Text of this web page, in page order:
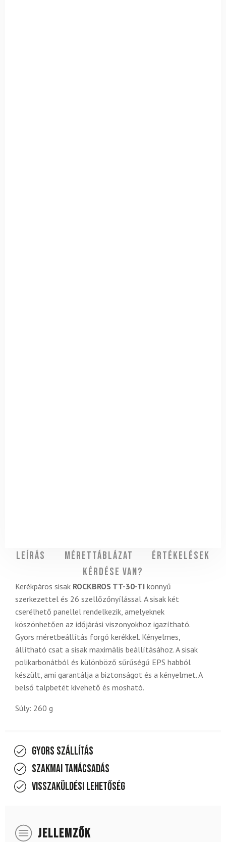
Leírás Mérettáblázat
Értékelések
Kérdése van?
Kerékpáros sisak ROCKBROS TT-30-TI könnyű
szerkezettel és 26 szellőzőnyílással. A sisak két
cserélhető panellel rendelkezik, amelyeknek
köszönhetően az időjárási viszonyokhoz igazítható.
Gyors méretbeállítás forgó kerékkel. Kényelmes,
állítható csat a sisak maximális beállításához. A sisak
polikarbonátból és különböző sűrűségű EPS habból
készült, ami garantálja a biztonságot és a kényelmet. A
belső talpbetét kivehető és mosható.
Súly: 260 g
Gyors szállítás
Szakmai tanácsadás
Visszaküldési lehetőség
JELLEMZŐK